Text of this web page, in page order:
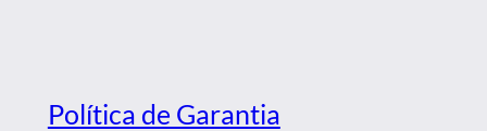
Política de Garantia